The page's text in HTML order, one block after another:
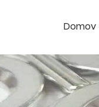
Domov